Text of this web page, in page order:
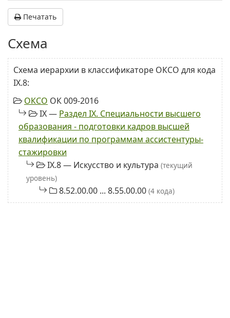
Печатать
Схема
Схема иерархии в классификаторе ОКСО для кода
IX.8:
ОКСО ОК 009-2016
IX — Раздел IX. Специальности высшего
образования - подготовки кадров высшей
квалификации по программам ассистентуры-
стажировки
IX.8 — Искусство и культура (текущий
уровень)
8.52.00.00 ... 8.55.00.00 (4 кода)